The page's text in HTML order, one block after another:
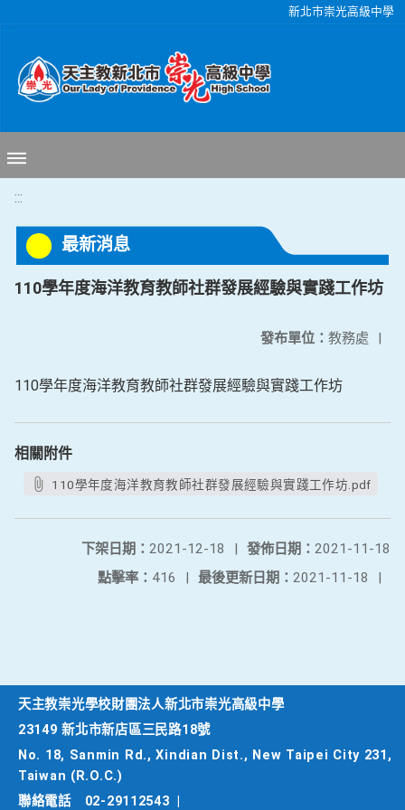
新北市崇光高級中學
:::
最新消息
110學年度海洋教育教師社群發展經驗與實踐工作坊
發布單位： 教務處 |
110學年度海洋教育教師社群發展經驗與實踐工作坊
相關附件
110學年度海洋教育教師社群發展經驗與實踐工作坊.pdf
發佈日期： 2021-11-18
下架日期： 2021-12-18
|
最後更新日期： 2021-11-18 |
點擊率： 416 |
天主教崇光學校財團法人新北市崇光高級中學
23149 新北市新店區三民路18號
No. 18, Sanmin Rd., Xindian Dist., New Taipei City 231,
Taiwan (R.O.C.)
聯絡電話
02-29112543